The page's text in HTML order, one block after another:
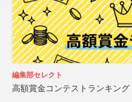
編集部セレクト
高額賞金コンテストランキング